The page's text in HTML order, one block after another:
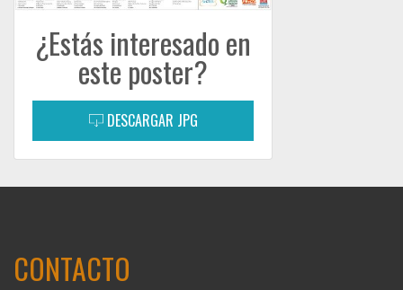
¿Estás interesado en
este poster?
DESCARGAR JPG
CONTACTO